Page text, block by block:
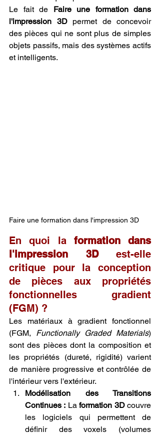
Le fait de Faire une formation dans
l'impression 3D permet de concevoir
des pièces qui ne sont plus de simples
objets passifs, mais des systèmes actifs
et intelligents.
Faire une formation dans l'impression 3D
En quoi la formation dans
l'impression 3D est-elle
critique pour la conception
de pièces aux propriétés
fonctionnelles gradient
(FGM) ?
Les matériaux à gradient fonctionnel
(FGM, Functionally Graded Materials)
sont des pièces dont la composition et
les propriétés (dureté, rigidité) varient
de manière progressive et contrôlée de
l'intérieur vers l'extérieur.
Modélisation des Transitions
Continues : La formation 3D couvre
les logiciels qui permettent de
définir des voxels (volumes